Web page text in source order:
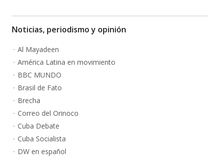
Noticias, periodismo y opinión
Al Mayadeen
América Latina en movimiento
BBC MUNDO
Brasil de Fato
Brecha
Correo del Orinoco
Cuba Debate
Cuba Socialista
DW en español